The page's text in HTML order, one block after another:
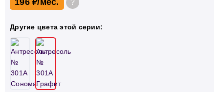
196 ₽ ?
Другие цвета этой серии: